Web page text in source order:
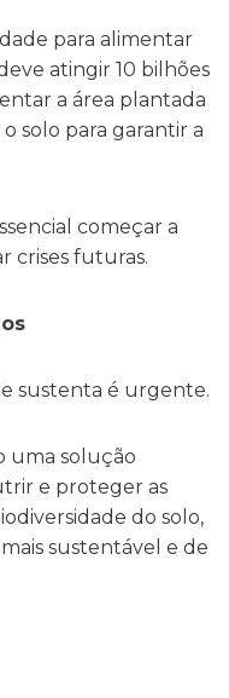
para alimentar
atingir 10 bilhões
a área plantada
solo para garantir a
começar a
crises futuras.
sustenta é urgente.
uma solução
e proteger as
do solo,
sustentável e de